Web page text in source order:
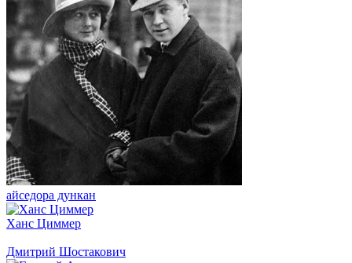
айседора дункан
Ханс Циммер
Дмитрий Шостакович